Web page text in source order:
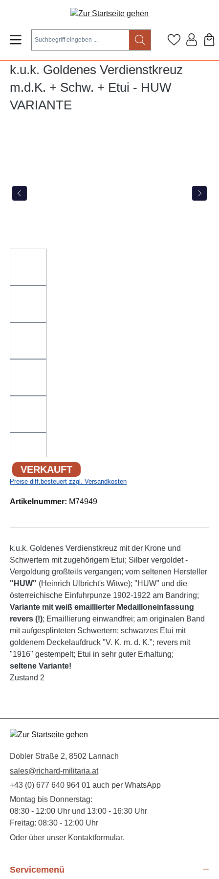
Zum Hauptinhalt springen
k.u.k. Goldenes Verdienstkreuz
m.d.K. + Schw. + Etui - HUW
VARIANTE
VERKAUFT
Preise diff.besteuert zzgl. Versandkosten
Artikelnummer: M74949
k.u.k. Goldenes Verdienstkreuz mit der Krone und
Schwertern mit zugehörigem Etui; Silber vergoldet -
Vergoldung großteils vergangen; vom seltenen Hersteller
"HUW" (Heinrich Ulbricht's Witwe); "HUW" und die
österreichische Einfuhrpunze 1902-1922 am Bandring;
Variante mit weiß emaillierter Medailloneinfassung
revers (!); Emaillierung einwandfrei; am originalen Band
mit aufgesplinteten Schwertern; schwarzes Etui mit
goldenem Deckelaufdruck "V. K. m. d. K."; revers mit
"1916" gestempelt; Etui in sehr guter Erhaltung;
seltene Variante!
Zustand 2
Dobler Straße 2, 8502 Lannach
sales@richard-militaria.at
+43 (0) 677 640 964 01 auch per WhatsApp
Montag bis Donnerstag:
08:30 - 12:00 Uhr und 13:00 - 16:30 Uhr
Freitag: 08:30 - 12:00 Uhr
Oder über unser Kontaktformular.
Servicemenü